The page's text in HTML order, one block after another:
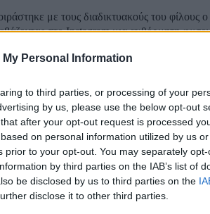
My Personal Information
to third parties, or processing of your
by us, please use the below opt-out
after your opt-out request is processed
on personal information utilized by us
prior to your opt-out. You may separately
by third parties on the IAB’s list of
be disclosed by us to third parties on the
disclose it to other third parties.
με τους διαδικτυακούς του φίλους
στο Instagram μια αυθόρμητη
το σπίτι της στην Ηρώδου
κατοικία της με τον Παύλο
στο μπαλκόνι του σπιτιού τους στην
δίκτυα. Ο Παύλος Ντε Γκρες και η
πλέον στη Μεγάλη Βρεταννία κατά...